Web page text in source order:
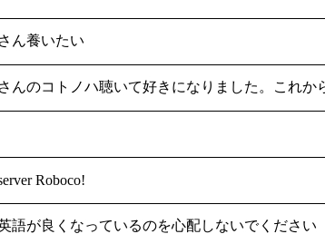
ん養いたい
んのコトノハ聴いて好きになりました。これか
Roboco!
語が良くなっているのを心配しないでください